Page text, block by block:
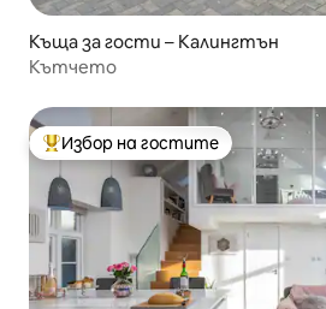
Къща за гости – Калингтън
Кътчето
Най-популярен избор на гостите
Избор на гостите